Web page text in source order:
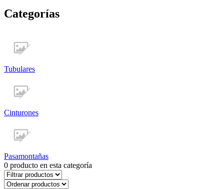
Categorías
Tubulares
Cinturones
Pasamontañas
0 producto en esta categoría